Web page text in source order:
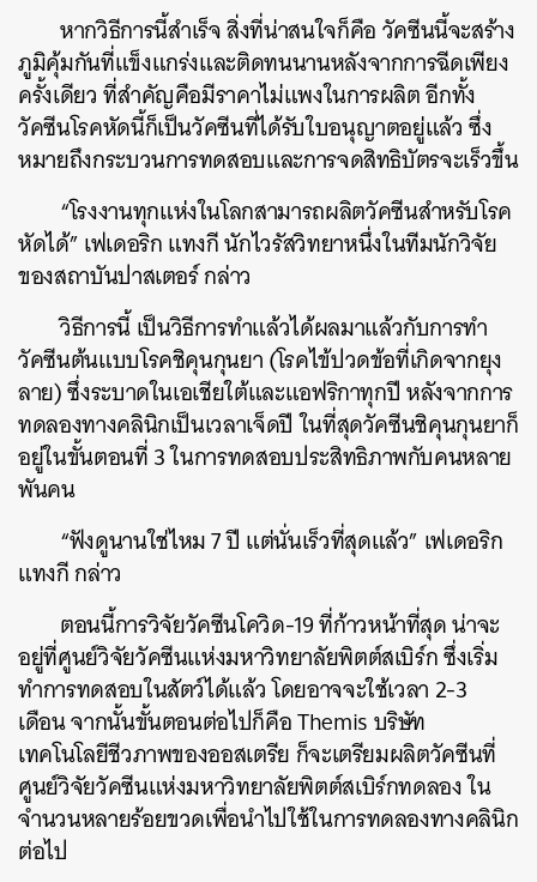
หากวิธีการนี้สำเร็จ สิ่งที่น่าสนใจก็คือวัคซีนนี้จะสร้าง
ภูมิคุ้มกันที่แข็งแกร่งและติดทนนานหลังจากการฉีดเพียง
ครั้งเดียว ที่สำคัญคือมีราคาไม่แพงในการผลิตอีกทั้ง
วัคซีนโรคหัดนี้ก็เป็นวัคซีนที่ได้รับใบอนุญาตอยู่แล้ว ซึ่ง
หมายถึงกระบวนการทดสอบและการจดสิทธิบัตรจะเร็วขึ้น
“โรงงานทุกแห่งในโลกสามารถผลิตวัคซีนสำหรับโรค
หัดได้”เฟเดอริกแทงกีนักไวรัสวิทยาหนึ่งในทีมนักวิจัย
ของสถาบันปาสเตอร์ กล่าว
วิธีการนี้ เป็นวิธีการทำแล้วได้ผลมาแล้วกับการทำ
วัคซีนต้นแบบโรคชิคุนกุนยา (โรคไข้ปวดข้อที่เกิดจากยุง
ลาย) ซึ่งระบาดในเอเชียใต้และแอฟริกาทุกปี หลังจากการ
ทดลองทางคลินิกเป็นเวลาเจ็ดปี ในที่สุดวัคซีนชิคุนกุนยาก็
อยู่ในขั้นตอนที่3ในการทดสอบประสิทธิภาพกับคนหลาย
พันคน
“ฟังดูนานใช่ไหม 7 ปี แต่นั่นเร็วที่สุดแล้ว” เฟเดอริก
แทงกี กล่าว
ตอนนี้การวิจัยวัคซีนโควิด-19 ที่ก้าวหน้าที่สุด น่าจะ
อยู่ที่ศูนย์วิจัยวัคซีนแห่งมหาวิทยาลัยพิตต์สเบิร์ก ซึ่งเริ่ม
ทำการทดสอบในสัตว์ได้แล้ว โดยอาจจะใช้เวลา 2-3
เดือน จากนั้นขั้นตอนต่อไปก็คือThemisบริษัท
เทคโนโลยีชีวภาพของออสเตรีย ก็จะเตรียมผลิตวัคซีนที่
ศูนย์วิจัยวัคซีนแห่งมหาวิทยาลัยพิตต์สเบิร์กทดลอง ใน
จำนวนหลายร้อยขวดเพื่อนำไปใช้ในการทดลองทางคลินิก
ต่อไป